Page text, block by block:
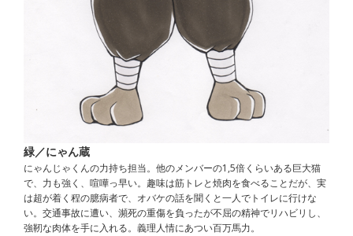
緑／にゃん蔵
にゃんじゃくんの力持ち担当。他のメンバーの1,5倍くらいある巨大猫
で、力も強く、喧嘩っ早い。趣味は筋トレと焼肉を食べることだが、実
は超が着く程の臆病者で、オバケの話を聞くと一人でトイレに行けな
い。交通事故に遭い、瀕死の重傷を負ったが不屈の精神でリハビリし、
強靭な肉体を手に入れる。義理人情にあつい百万馬力。